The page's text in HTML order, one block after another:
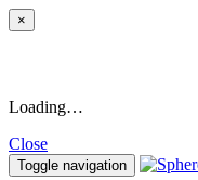
×
Loading…
Close
Toggle navigation